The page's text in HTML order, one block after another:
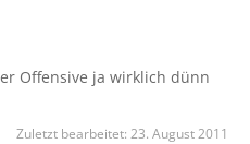
Offensive ja wirklich dünn
Zuletzt bearbeitet: 23. August 2011